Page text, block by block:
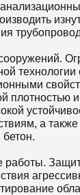
плотностью
а также
работы.